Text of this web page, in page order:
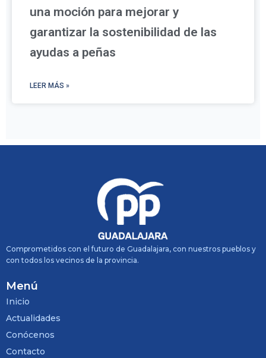
una moción para mejorar y
garantizar la sostenibilidad de las
ayudas a peñas
LEER MÁS »
Comprometidos con el futuro de Guadalajara, con nuestros pueblos y
con todos los vecinos de la provincia.
Menú
Inicio
Actualidades
Conócenos
Contacto